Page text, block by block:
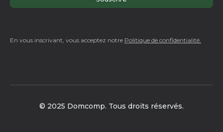
En vous inscrivant, vous acceptez notre Politique de confidentialité.
© 2025 Domcomp. Tous droits réservés.